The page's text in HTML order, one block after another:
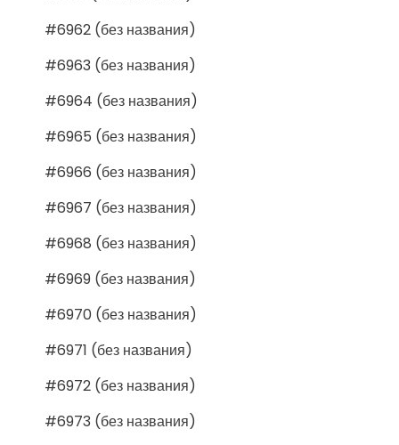
#6962 (без названия)
#6963 (без названия)
#6964 (без названия)
#6965 (без названия)
#6966 (без названия)
#6967 (без названия)
#6968 (без названия)
#6969 (без названия)
#6970 (без названия)
#6971 (без названия)
#6972 (без названия)
#6973 (без названия)